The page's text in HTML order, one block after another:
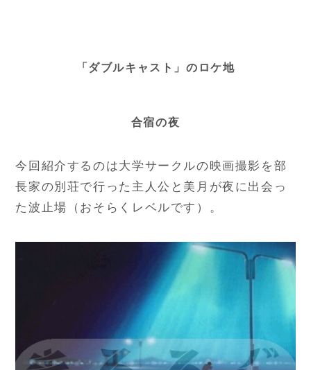
「ダブルキャスト」のロケ地
合宿の夜
今回紹介するのは大学サークルの映画撮影を部
長家の別荘で行った主人公と美月が夜に出会っ
た波止場（おそらくレベルです）。